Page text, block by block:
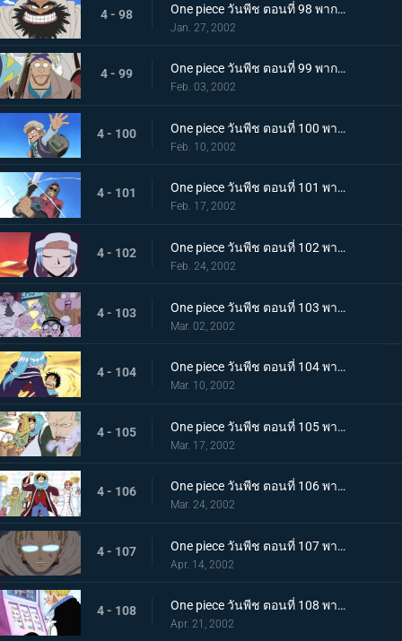
4 - 98 One piece วันพีช ตอนที่ 98 พากย์ไทย กลุ่มโจรสลัดแห่งทะเลทรายปรากฏกาย เหล่าบุรุษผู้มีชีวิตอย่างเสรี
Jan. 27, 2002
4 - 99 One piece วันพีช ตอนที่ 99 พากย์ไทย ความมุ่งมั่นจอมปลอม หัวใจของทหารกองกำลังปฏิวัติ คามิล
Feb. 03, 2002
4 - 100 One piece วันพีช ตอนที่ 100 พากย์ไทย นักรบแห่งกองกำลังปฏิวัติ โคซ่า ความฝันที่สาบานไว้กับวีวี่
Feb. 10, 2002
4 - 101 One piece วันพีช ตอนที่ 101 พากย์ไทย ศึกตัดสินแห่งเปลวเพลิง เอส ปะทะ มนุษย์แมงป่อง
Feb. 17, 2002
4 - 102 One piece วันพีช ตอนที่ 102 พากย์ไทย ซากโบราณและเด็กหลงทาง วีวี่กับพรรคพวกและประเทศ
Feb. 24, 2002
4 - 103 One piece วันพีช ตอนที่ 103 พากย์ไทย รวมพลเฉพาะกิจ แปดนาฬิกาที่สไปเดอร์คาเฟ่!
Mar. 02, 2002
4 - 104 One piece วันพีช ตอนที่ 104 พากย์ไทย ลูฟี่ ปะทะ วีวี่ คำสาบานแห่งน้ำตา ที่เอามิตรภาพเป็นเดิมพัน!
Mar. 10, 2002
4 - 105 One piece วันพีช ตอนที่ 105 พากย์ไทย เส้นทางสู่สงครามอลาบัสต้า เมืองแห่งฝัน..เรนเบส
Mar. 17, 2002
4 - 106 One piece วันพีช ตอนที่ 106 พากย์ไทย ทะลวงเข้าเรนดินัส กับดักที่เล่นเอาถึงตาย
Mar. 24, 2002
4 - 107 One piece วันพีช ตอนที่ 107 พากย์ไทย เริ่มยุทธการยูโทเปีย..คณะปฏิวัติเริ่มเคลื่อนไหว
Apr. 14, 2002
4 - 108 One piece วันพีช ตอนที่ 108 พากย์ไทย จระเข้หัวกล้วยจอมโหด ปะทะ มิสเตอร์เจ้าชาย
Apr. 21, 2002